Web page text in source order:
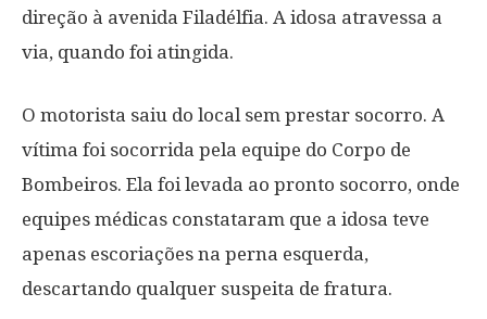
direção à avenida Filadélfia. A idosa atravessa a
via, quando foi atingida.
O motorista saiu do local sem prestar socorro. A
vítima foi socorrida pela equipe do Corpo de
Bombeiros. Ela foi levada ao pronto socorro, onde
equipes médicas constataram que a idosa teve
apenas escoriações na perna esquerda,
descartando qualquer suspeita de fratura.